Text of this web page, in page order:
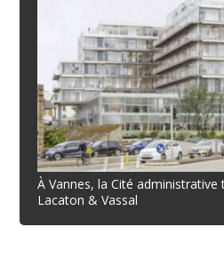
À Vannes, la Cité
Lacaton & Vassal